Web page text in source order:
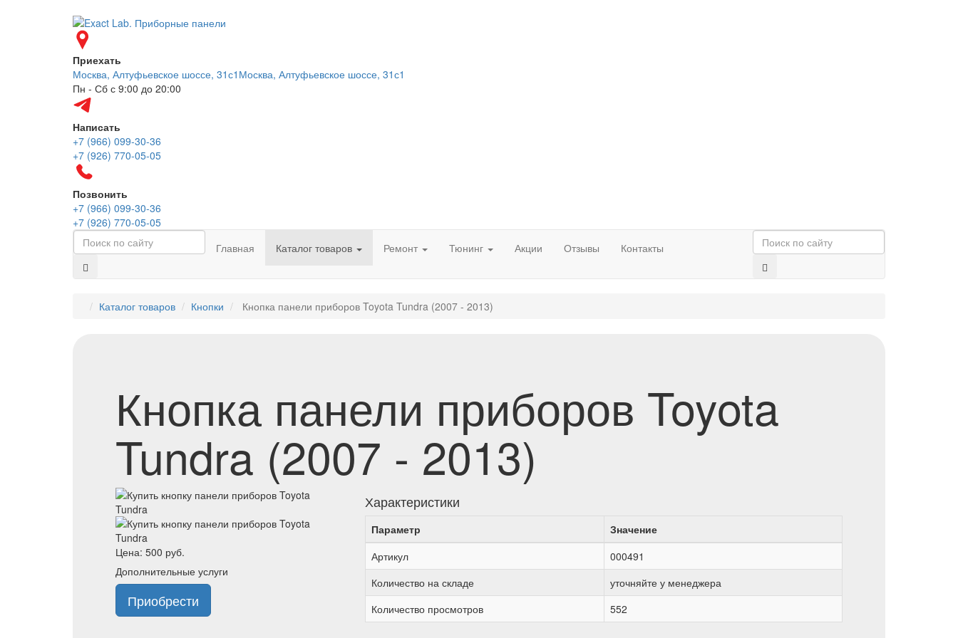
Приехать
Москва, Алтуфьевское шоссе, 31с1 Москва, Алтуфьевское шоссе, 31с1
Пн - Сб с 9:00 до 20:00
Написать
+7 (966) 099-30-36
+7 (926) 770-05-05
Позвонить
+7 (966) 099-30-36
+7 (926) 770-05-05
Главная
Каталог товаров Ремонт Тюнинг Акции Отзывы Контакты
Каталог товаров Кнопки Кнопка панели приборов Toyota Tundra (2007 - 2013)
Кнопка панели приборов Toyota
Tundra (2007 - 2013)
Цена: 500 руб.
Дополнительные услуги
Приобрести
Характеристики
Параметр
Значение
Артикул
000491
Количество на складе
уточняйте у менеджера
Количество просмотров
552